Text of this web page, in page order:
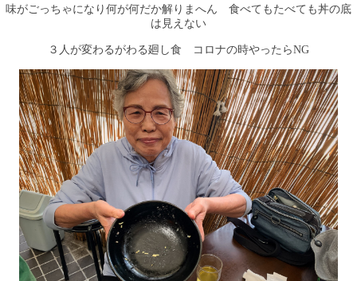
味がごっちゃになり何が何だか解りまへん 食べてもたべても丼の底
は見えない
３人が変わるがわる廻し食 コロナの時やったらNG